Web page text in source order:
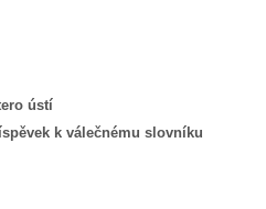
ústí
k válečnému slovníku